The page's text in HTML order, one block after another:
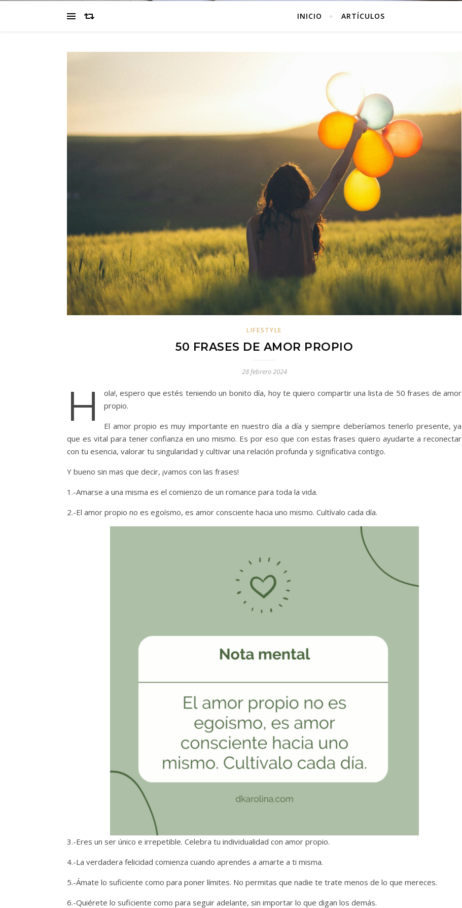
INICIO ARTÍCULOS
LIFESTYLE
50 FRASES DE AMOR PROPIO
28 febrero 2024
H
ola!, espero que estés teniendo un bonito día, hoy te quiero compartir una lista de 50 frases de amor
propio.
El amor propio es muy importante en nuestro día a día y siempre deberíamos tenerlo presente, ya
que es vital para tener confianza en uno mismo. Es por eso que con estas frases quiero ayudarte a reconectar
con tu esencia, valorar tu singularidad y cultivar una relación profunda y significativa contigo.
Y bueno sin mas que decir, ¡vamos con las frases!
1.-Amarse a una misma es el comienzo de un romance para toda la vida.
2.-El amor propio no es egoísmo, es amor consciente hacia uno mismo. Cultívalo cada día.
3.-Eres un ser único e irrepetible. Celebra tu individualidad con amor propio.
4.-La verdadera felicidad comienza cuando aprendes a amarte a ti misma.
5.-Ámate lo suficiente como para poner límites. No permitas que nadie te trate menos de lo que mereces.
6.-Quiérete lo suficiente como para seguir adelante, sin importar lo que digan los demás.